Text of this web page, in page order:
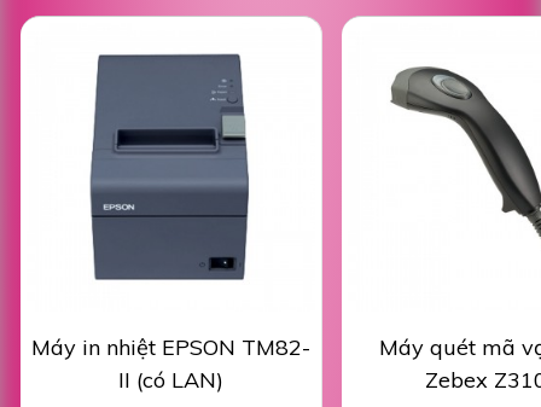
Máy in nhiệt EPSON TM82-
II (có LAN)
Máy quét mã
Zebex